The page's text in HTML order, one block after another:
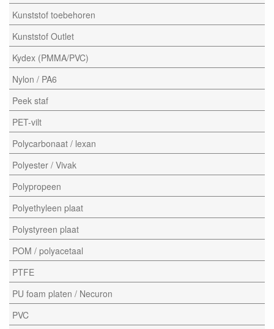
Kunststof toebehoren
Kunststof Outlet
Kydex (PMMA/PVC)
Nylon / PA6
Peek staf
PET-vilt
Polycarbonaat / lexan
Polyester / Vivak
Polypropeen
Polyethyleen plaat
Polystyreen plaat
POM / polyacetaal
PTFE
PU foam platen / Necuron
PVC